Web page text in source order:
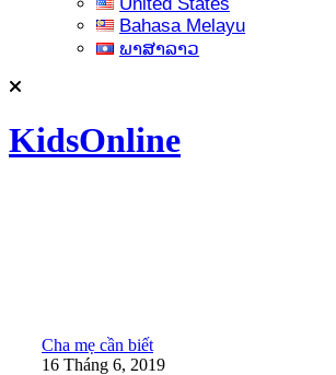
Bahasa Melayu
ພາສາລາວ
KidsOnline
Cha mẹ cần biết
16 Tháng 6, 2019